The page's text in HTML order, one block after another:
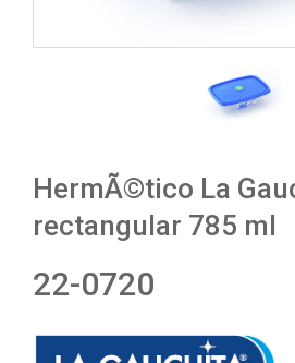
HermÃ©tico La
rectangular 785 ml
22-0720